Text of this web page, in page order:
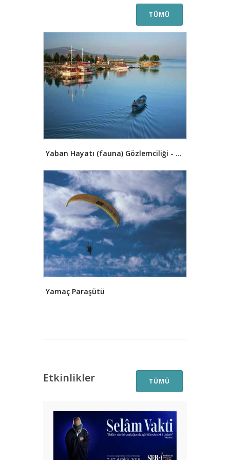
yıldönümü kutlanmaktadır. Tarihin
her döneminde önemli bir yerleşim
merkezi olmasına rağmen Konya,
gerçek kimlik ve zenginliğine Selçuklu
sultanları sayesinde kavuşmuştur.
Konya, Anadolu Seçlukluları'na
başkentlik yaptığı 1096-1277 yılları
arasında ilim, kültür ve sanatta
dönemin ünlü alimleri, filozofları,
şairleri, mutasavvıfları, hoca ve diğer
sanatkarları da burada
toplanmışlardır. Bahaeddin Veled ve
Mevlâna Celâleddin başta olmak
üzere Kadı Burhaneddin, Kadı
Şahabeddin Sühreverdi gibi bilginler
mutasavvıflar Konya'ya yerleşmişler,
verdikleri eserlerle şehri bir kültür
merkezi hâline getirmişlerdir.
"Konya'nın Altın Çağı" denilebilecek
bu dönem 13. yüzyıl ortalarına kadar
devam etmiştir. Bilhassa Hz.
Mevlâna fikir ve felsefesi ile insanlığı
aydınlatmış, Mesnevî ve Dîvân-ı
Kebîr gibi eserler bırakmıştır. Yine
önemli âlimlerden biri olmakla
birlikte ilmî kimliği fazla öne
çıkmayan Nasreddin Hoca da
Konya'sında kütüphaneler açılmış, bu
alanında büyük tarihî ve kültürel
atılımlar yapılmış, buna bağlı olarak
kent genelinde birçok medrese,
han, hamam, çarşı, bedesten, köprü
ve saray inşa edilmiştir. Konya, 1277
tarihinde Karamanoğulları tarafından
ele geçirilmiştir. Daha sonra
Karamanoğulları Beyliği'nin en büyük
TÜMÜ
Yaban Hayatı (fauna) Gözlemciliği - Beyşehir Gölü Yaban Hayatı
Yamaç Paraşütü
Etkinlikler TÜMÜ